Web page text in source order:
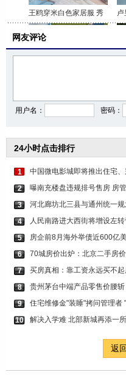
王鸥穿米白色家居服 秀 卢
网友评论
用户名： 密码：
24小时点击排行
1
中国微电影城即将推出住宅
2
曝南充楼盘违规排号售房 房
3
河北廊坊北三县与通州统一
4
人民南路进大西街将增设左
5
房企前8月海外举债近600亿
6
70城房价出炉：北京二手房
7
买房真相：靠工资永远买不
8
贵州茅台中端产品零售价腰
9
住宅维修金"装睡"拷问管理者
10
解决入学难 北部新城再添一
返